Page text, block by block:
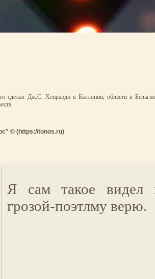
сделал Дж.С. Хенрарди в Баллонии, области в
© (https://tonos.ru)
Я сам такое видел
грозой-поэтлму верю.